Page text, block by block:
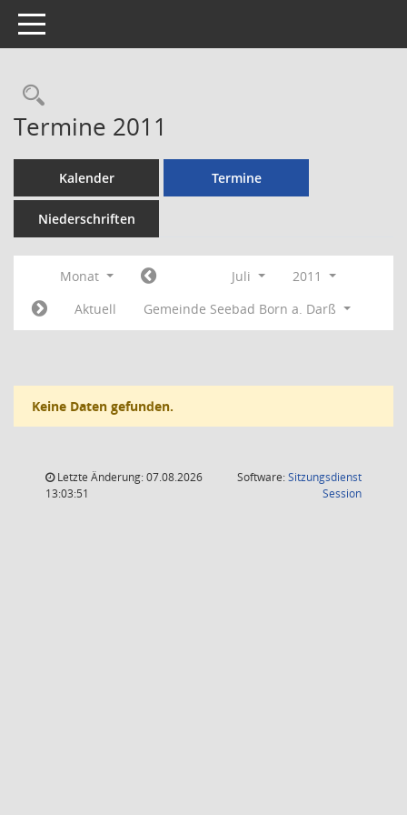
Toggle navigation
Rechercheauswahl
Termine 2011
Kalender Termine
Niederschriften
Monat Juli
2011
Aktuell
Gemeinde Seebad Born a. Darß
Keine Daten gefunden.
Letzte Änderung: 07.08.2026
13:03:51
Software:Sitzungsdienst
Session(Wird in